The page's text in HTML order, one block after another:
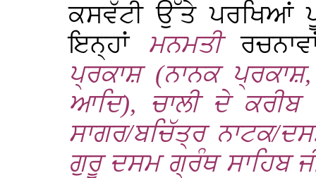
ਕਸਵੱਟੀ ਉੱਤੇ ਪਰਖਿਆਂ
ਇਨ੍ਹਾਂ ਮਨਮਤੀ
ਪ੍ਰਕਾਸ਼ (ਨਾਨਕ
ਆਦਿ), ਚਾਲੀ ਦੇ ਕਰੀਬ
ਸਾਗਰ/ਬਚਿੱਤ੍ਰ ਨਾਟਕ/
ਗੁਰੂ ਦਸਮ ਗ੍ਰੰਥ ਸਾਹਿਬ